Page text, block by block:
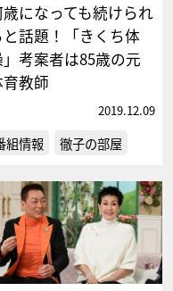
になっても続けられ
と話題！「きくち体
考案者は85歳の元
教師
2019.12.09
組情報 徹子の部屋